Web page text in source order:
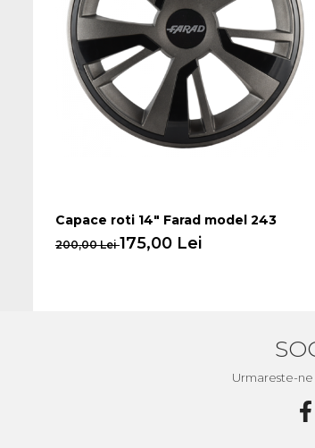
Capace roti 14" Farad model 243
200,00 Lei175,00 Lei
Urmareste-